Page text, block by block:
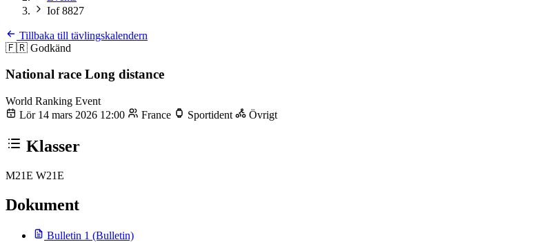
Iof 8827
Tillbaka till tävlingskalendern
🇫🇷 Godkänd
National race Long distance
World Ranking Event
Lör 14 mars 2026 12:00
France Sportident Övrigt
Klasser
M21E W21E
Dokument
Bulletin 1 (Bulletin)